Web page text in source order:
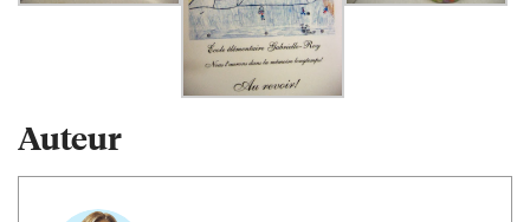
Auteur